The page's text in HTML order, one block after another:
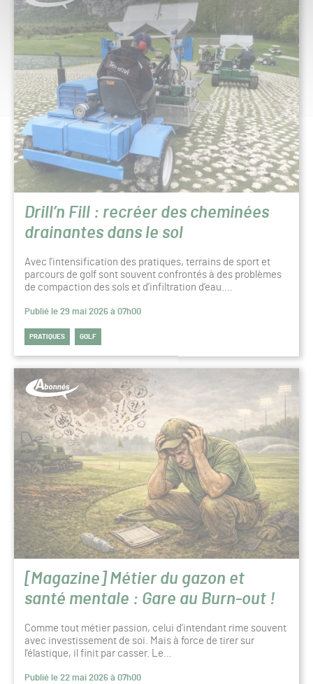
Drill’n Fill : recréer des cheminées
drainantes dans le sol
Avec l’intensification des pratiques, terrains de sport et
parcours de golf sont souvent confrontés à des problèmes
de compaction des sols et d’infiltration d’eau.…
Publié le 29 mai 2026 à 07h00
PRATIQUES GOLF
[Magazine] Métier du gazon et
santé mentale : Gare au Burn-out !
Comme tout métier passion, celui d’intendant rime souvent
avec investissement de soi. Mais à force de tirer sur
l’élastique, il finit par casser. Le…
Publié le 22 mai 2026 à 07h00